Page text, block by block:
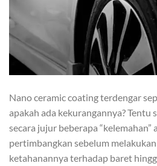
Nano ceramic coating terdengar
apakah ada kekurangannya? Tentu
secara jujur beberapa
pertimbangkan sebelum
ketahanannya terhadap baret